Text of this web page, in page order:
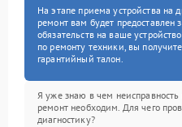
На этапе приема устройства на
ремонт вам будет предоставлен
обязательств на ваше
по ремонту техники, вы
гарантийный талон.
Я уже знаю в чем неисправность
ремонт необходим. Для чего
диагностику?